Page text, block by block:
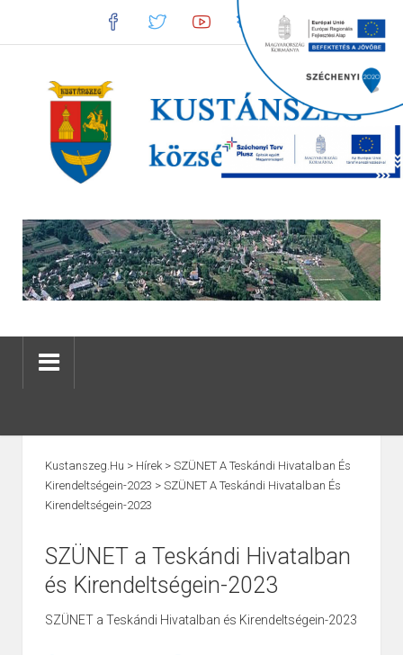
Kustanszeg.hu > Hírek > SZÜNET A Teskándi Hivatalban És
Kirendeltségein-2023 > SZÜNET A Teskándi Hivatalban És
Kirendeltségein-2023
SZÜNET a Teskándi Hivatalban
és Kirendeltségein-2023
SZÜNET a Teskándi Hivatalban és Kirendeltségein-2023